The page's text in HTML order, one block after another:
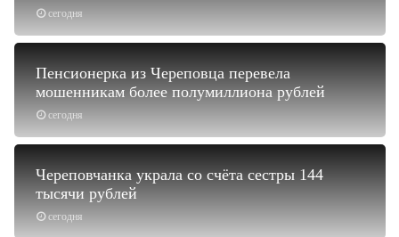
сегодня
сегодня
Пенсионерка из Череповца перевела
мошенникам более полумиллиона рублей
сегодня
Череповчанка украла со счёта сестры 144
тысячи рублей